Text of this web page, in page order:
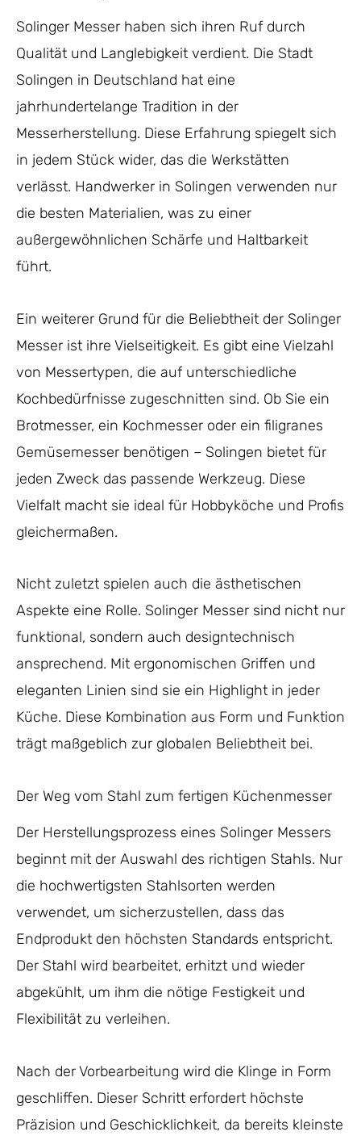
Solinger Messer haben sich ihren Ruf durch
Qualität und Langlebigkeit verdient. Die Stadt
Solingen in Deutschland hat eine
jahrhundertelange Tradition in der
Messerherstellung. Diese Erfahrung spiegelt sich
in jedem Stück wider, das die Werkstätten
verlässt. Handwerker in Solingen verwenden nur
die besten Materialien, was zu einer
außergewöhnlichen Schärfe und Haltbarkeit
führt.
Ein weiterer Grund für die Beliebtheit der Solinger
Messer ist ihre Vielseitigkeit. Es gibt eine Vielzahl
von Messertypen, die auf unterschiedliche
Kochbedürfnisse zugeschnitten sind. Ob Sie ein
Brotmesser, ein Kochmesser oder ein filigranes
Gemüsemesser benötigen – Solingen bietet für
jeden Zweck das passende Werkzeug. Diese
Vielfalt macht sie ideal für Hobbyköche und Profis
gleichermaßen.
Nicht zuletzt spielen auch die ästhetischen
Aspekte eine Rolle. Solinger Messer sind nicht nur
funktional, sondern auch designtechnisch
ansprechend. Mit ergonomischen Griffen und
eleganten Linien sind sie ein Highlight in jeder
Küche. Diese Kombination aus Form und Funktion
trägt maßgeblich zur globalen Beliebtheit bei.
Der Weg vom Stahl zum fertigen Küchenmesser
Der Herstellungsprozess eines Solinger Messers
beginnt mit der Auswahl des richtigen Stahls. Nur
die hochwertigsten Stahlsorten werden
verwendet, um sicherzustellen, dass das
Endprodukt den höchsten Standards entspricht.
Der Stahl wird bearbeitet, erhitzt und wieder
abgekühlt, um ihm die nötige Festigkeit und
Flexibilität zu verleihen.
Nach der Vorbearbeitung wird die Klinge in Form
geschliffen. Dieser Schritt erfordert höchste
Präzision und Geschicklichkeit, da bereits kleinste